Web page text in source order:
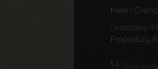
Kiéte -
Oroszlány
Prépostság